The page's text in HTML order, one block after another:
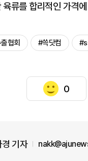
류를 합리적인 가격
협회 #쓱닷컴
0
경 기자